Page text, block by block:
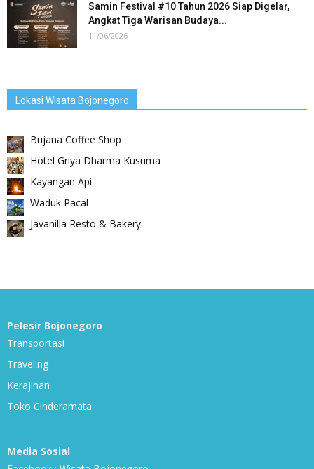
Samin Festival #10 Tahun 2026 Siap Digelar,
Angkat Tiga Warisan Budaya...
11/06/2026
Lokasi Wisata Bojonegoro
Bujana Coffee Shop
Hotel Griya Dharma Kusuma
Kayangan Api
Waduk Pacal
Javanilla Resto & Bakery
Pelesir Bojonegoro
Transportasi
Traveling
Kerajinan
Toko Cinderamata
Media Sosial